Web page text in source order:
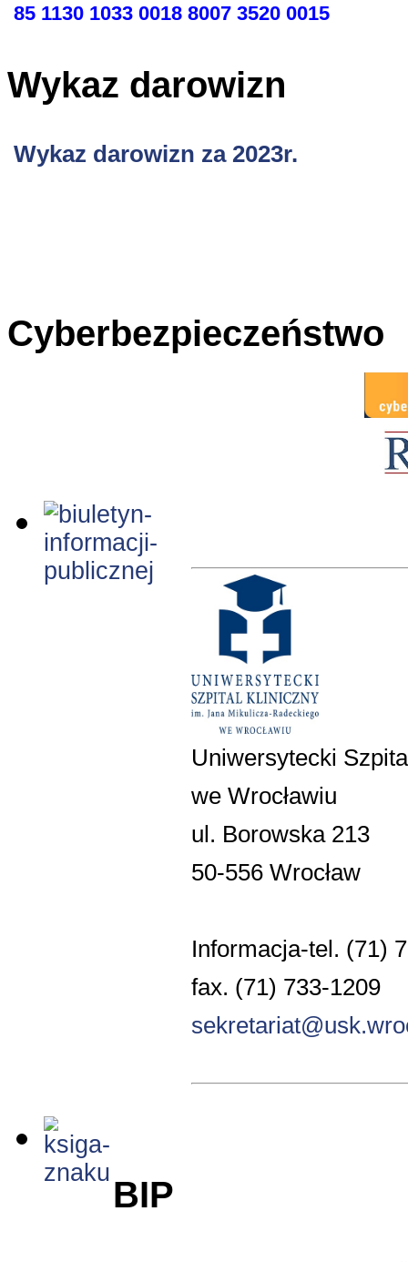
85 1130 1033 0018 8007 3520 0015
Wykaz darowizn
Wykaz darowizn za 2023r.
Cyberbezpieczeństwo
Uniwersytecki
we Wrocławiu
ul. Borowska 213
50-556 Wrocław
Informacja-tel. (71)
fax. (71) 733-1209
BIP